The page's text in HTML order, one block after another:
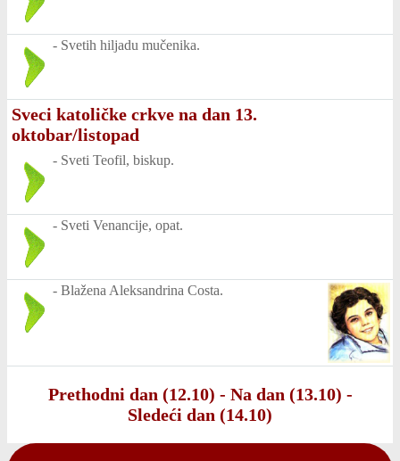
- Svetih hiljadu mučenika.
Sveci katoličke crkve na dan 13.
oktobar/listopad
- Sveti Teofil, biskup.
- Sveti Venancije, opat.
- Blažena Aleksandrina Costa.
Prethodni dan (12.10) - Na dan (13.10) -
Sledeći dan (14.10)